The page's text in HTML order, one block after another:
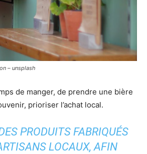
– unsplash
de manger, de prendre une bière
prioriser l’achat local.
PRODUITS FABRIQUÉS
LOCAUX, AFIN